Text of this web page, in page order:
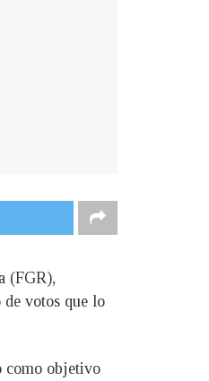
(FGR),
votos que lo
como objetivo